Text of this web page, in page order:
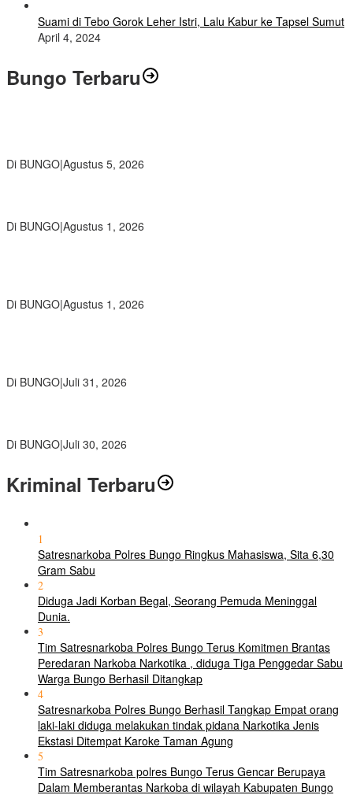
Suami di Tebo Gorok Leher Istri, Lalu Kabur ke Tapsel Sumut
April 4, 2024
Bungo Terbaru
Di BUNGO|Agustus 5, 2026
Di BUNGO|Agustus 1, 2026
Di BUNGO|Agustus 1, 2026
Di BUNGO|Juli 31, 2026
Di BUNGO|Juli 30, 2026
Kriminal Terbaru
1
Satresnarkoba Polres Bungo Ringkus Mahasiswa, Sita 6,30
Gram Sabu
2
Diduga Jadi Korban Begal, Seorang Pemuda Meninggal
Dunia.
3
Tim Satresnarkoba Polres Bungo Terus Komitmen Brantas
Peredaran Narkoba Narkotika , diduga Tiga Penggedar Sabu
Warga Bungo Berhasil Ditangkap
4
Satresnarkoba Polres Bungo Berhasil Tangkap Empat orang
laki-laki diduga melakukan tindak pidana Narkotika Jenis
Ekstasi Ditempat Karoke Taman Agung
5
Tim Satresnarkoba polres Bungo Terus Gencar Berupaya
Dalam Memberantas Narkoba di wilayah Kabupaten Bungo